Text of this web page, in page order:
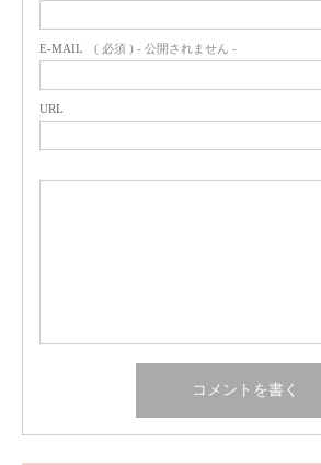
E-MAIL ( 必須 ) - 公開されません -
URL